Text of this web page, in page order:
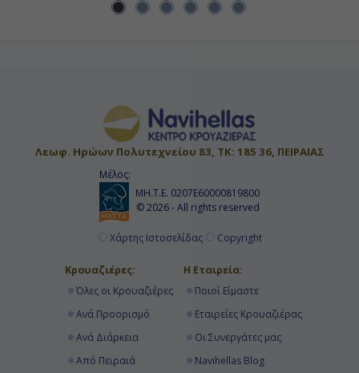
Λεωφ. Ηρώων Πολυτεχνείου 83, ΤΚ: 185 36, ΠΕΙΡΑΙΑΣ
Μέλος:
ΜΗ.Τ.Ε. 0207Ε60000819800
© 2026 - All rights reserved
Χάρτης Ιστοσελίδας Copyright
Κρουαζιέρες:
Όλες οι Κρουαζιέρες
Ανά Προορισμό
Ανά Διάρκεια
Από Πειραιά
Η Εταιρεία:
Ποιοί Είμαστε
Εταιρείες Κρουαζιέρας
Οι Συνεργάτες μας
Navihellas Blog